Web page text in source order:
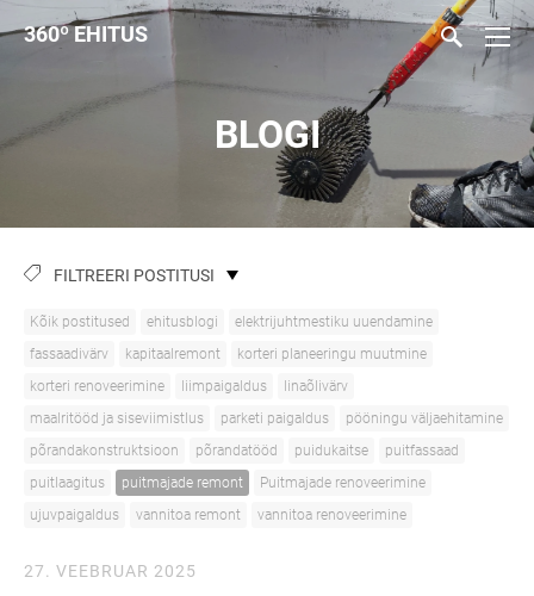
360ºEHITUS
BLOGI
FILTREERI POSTITUSI
Kõik postitused ehitusblogi
elektrijuhtmestiku uuendamine
fassaadivärv
kapitaalremont
korteri planeeringu muutmine
korteri renoveerimine
liimpaigaldus
linaõlivärv
maalritööd ja siseviimistlus
parketi paigaldus
pööningu väljaehitamine
põrandakonstruktsioon
põrandatööd puidukaitse
puitfassaad
puitlaagitus
puitmajade remont
Puitmajade renoveerimine
ujuvpaigaldus
vannitoa remont vannitoa renoveerimine
27. VEEBRUAR 2025